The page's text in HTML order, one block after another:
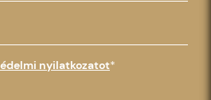
nyilatkozatot*